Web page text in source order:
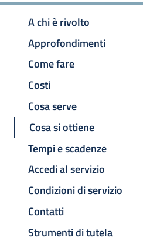
A chi è rivolto
Approfondimenti
Come fare
Costi
Cosa serve
Cosa si ottiene
Tempi e scadenze
Accedi al servizio
Condizioni di servizio
Contatti
Strumenti di tutela